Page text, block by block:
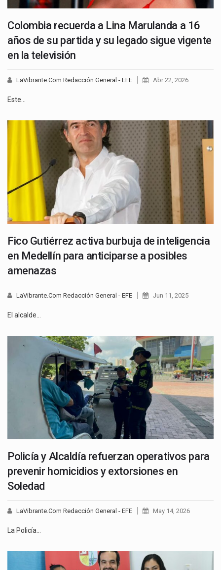
Colombia recuerda a Lina Marulanda a 16
años de su partida y su legado sigue vigente
en la televisión
LaVibrante.Com Redacción General - EFE Abr 22, 2026
Este…
Fico Gutiérrez activa burbuja de inteligencia
en Medellín para anticiparse a posibles
amenazas
LaVibrante.Com Redacción General - EFE Jun 11, 2025
El alcalde…
Policía y Alcaldía refuerzan operativos para
prevenir homicidios y extorsiones en
Soledad
LaVibrante.Com Redacción General - EFE May 14, 2026
La Policía…